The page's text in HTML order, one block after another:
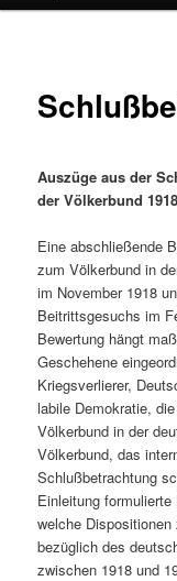
Auszüge aus der
der Völkerbund
Eine abschließende
zum Völkerbund in
im November 1918
Beitrittsgesuchs im
Bewertung hängt
Geschehene
Kriegsverlierer,
labile Demokratie,
Völkerbund in der
Völkerbund, das
Schlußbetrachtung
Einleitung
welche
bezüglich des
zwischen 1918 und